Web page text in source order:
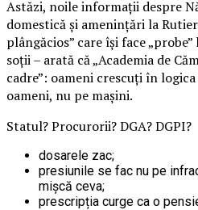
Astăzi, noile informații despre
domestică și amenințări la
plângăcios” care își face
soții – arată că „Academia de
cadre”: oameni crescuți în
oameni, nu pe mașini.
Statul? Procurorii? DGA? DGPI?
dosarele zac;
presiunile se fac nu pe
mișcă ceva;
prescripția curge ca o